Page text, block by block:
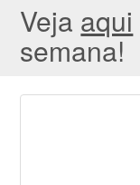
Veja aqui
semana!